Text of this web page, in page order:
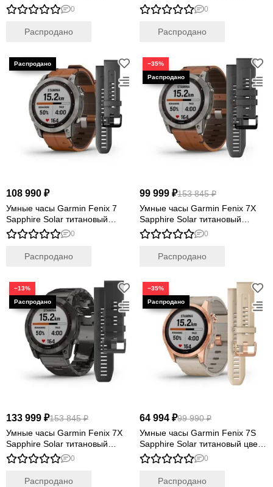
силиконовым ремешком
0
Распродано
угольно-серый DLC с угольно-
серым титановым DLC
браслетом
0
Распродано
108 990 ₽
Умные часы Garmin Fenix 7
Sapphire Solar титановый
серый с коричневым кожаным
ремешком
0
Распродано
−35%
99 999 ₽153 845 ₽
Умные часы Garmin Fenix 7X
Sapphire Solar титановый
черный с коричневым кожаным
ремешком
0
Распродано
−13%
133 999 ₽153 845 ₽
Умные часы Garmin Fenix 7X
Sapphire Solar титановый
угольно-серый DLC с угольно-
серым титановым DLC
браслетом
0
Распродано
−35%
64 994 ₽99 990 ₽
Умные часы Garmin Fenix 7S
Sapphire Solar титановый цвета
розовое золото с песчаным
кожаным ремешком
0
Распродано